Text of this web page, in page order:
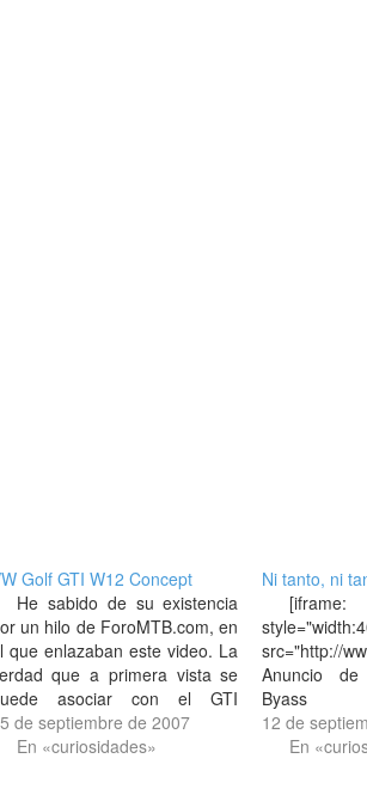
Golf GTI W12 Concept
He sabido de su existencia
un hilo de ForoMTB.com, en
que enlazaban este video. La
que a primera vista se
asociar con el GTI
por las llantas que
lleva, que se parecen bastante,
de septiembre de 2007
En «curiosidades»
Ni tanto, ni
[iframe:
src="http://
Anuncio de
Byass
12 de
En